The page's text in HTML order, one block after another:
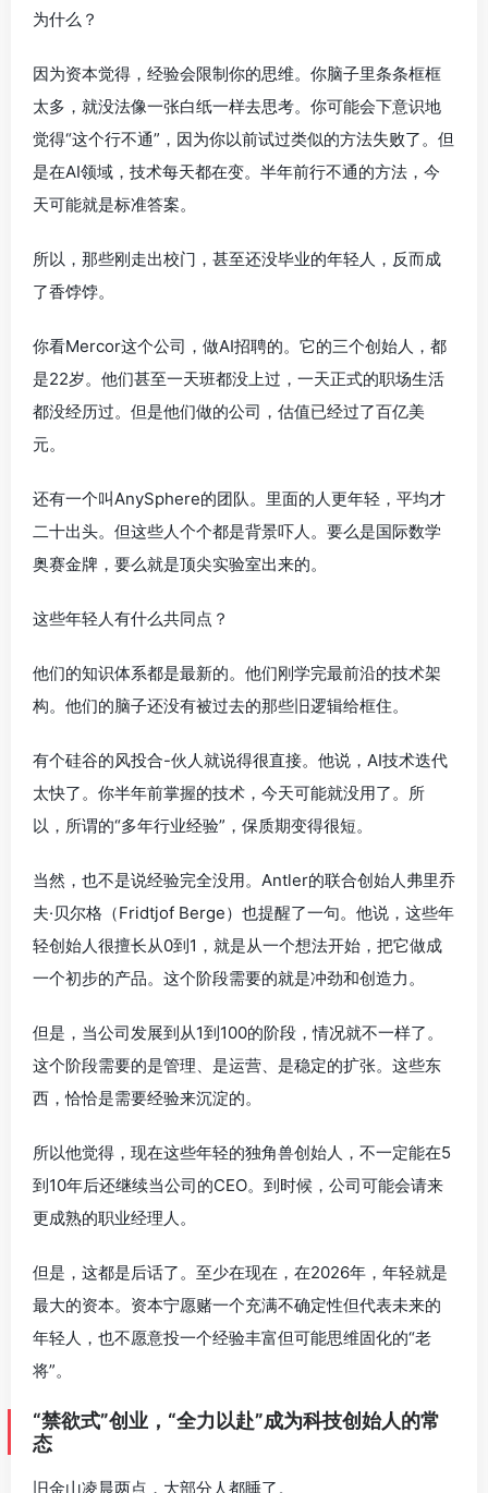
为什么？
因为资本觉得，经验会限制你的思维。你脑子里条条框框
太多，就没法像一张白纸一样去思考。你可能会下意识地
觉得“这个行不通”，因为你以前试过类似的方法失败了。但
是在AI领域，技术每天都在变。半年前行不通的方法，今
天可能就是标准答案。
所以，那些刚走出校门，甚至还没毕业的年轻人，反而成
了香饽饽。
你看Mercor这个公司，做AI招聘的。它的三个创始人，都
是22岁。他们甚至一天班都没上过，一天正式的职场生活
都没经历过。但是他们做的公司，估值已经过了百亿美
元。
还有一个叫AnySphere的团队。里面的人更年轻，平均才
二十出头。但这些人个个都是背景吓人。要么是国际数学
奥赛金牌，要么就是顶尖实验室出来的。
这些年轻人有什么共同点？
他们的知识体系都是最新的。他们刚学完最前沿的技术架
构。他们的脑子还没有被过去的那些旧逻辑给框住。
有个硅谷的风投合-伙人就说得很直接。他说，AI技术迭代
太快了。你半年前掌握的技术，今天可能就没用了。所
以，所谓的“多年行业经验”，保质期变得很短。
当然，也不是说经验完全没用。Antler的联合创始人弗里乔
夫·贝尔格（Fridtjof Berge）也提醒了一句。他说，这些年
轻创始人很擅长从0到1，就是从一个想法开始，把它做成
一个初步的产品。这个阶段需要的就是冲劲和创造力。
但是，当公司发展到从1到100的阶段，情况就不一样了。
这个阶段需要的是管理、是运营、是稳定的扩张。这些东
西，恰恰是需要经验来沉淀的。
所以他觉得，现在这些年轻的独角兽创始人，不一定能在5
到10年后还继续当公司的CEO。到时候，公司可能会请来
更成熟的职业经理人。
但是，这都是后话了。至少在现在，在2026年，年轻就是
最大的资本。资本宁愿赌一个充满不确定性但代表未来的
年轻人，也不愿意投一个经验丰富但可能思维固化的“老
将”。
“禁欲式”创业，“全力以赴”成为科技创始人的常
态
旧金山凌晨两点，大部分人都睡了。